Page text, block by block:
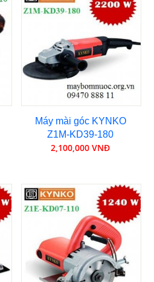
Máy mài góc KYNKO
Z1M-KD39-180
2,100,000 VNĐ